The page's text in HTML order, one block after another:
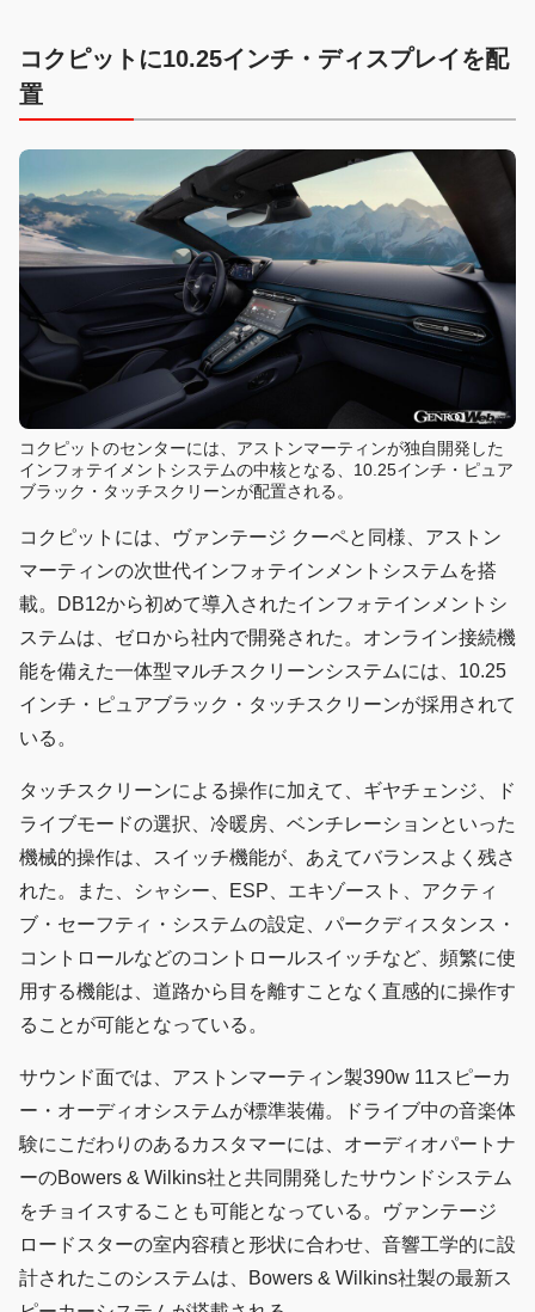
コクピットに10.25インチ・ディスプレイを配
置
コクピットのセンターには、アストンマーティンが独自開発した
インフォテイメントシステムの中核となる、10.25インチ・ピュア
ブラック・タッチスクリーンが配置される。
コクピットには、ヴァンテージ クーペと同様、アストン
マーティンの次世代インフォテインメントシステムを搭
載。DB12から初めて導入されたインフォテインメントシ
ステムは、ゼロから社内で開発された。オンライン接続機
能を備えた一体型マルチスクリーンシステムには、10.25
インチ・ピュアブラック・タッチスクリーンが採用されて
いる。
タッチスクリーンによる操作に加えて、ギヤチェンジ、ド
ライブモードの選択、冷暖房、ベンチレーションといった
機械的操作は、スイッチ機能が、あえてバランスよく残さ
れた。また、シャシー、ESP、エキゾースト、アクティ
ブ・セーフティ・システムの設定、パークディスタンス・
コントロールなどのコントロールスイッチなど、頻繁に使
用する機能は、道路から目を離すことなく直感的に操作す
ることが可能となっている。
サウンド面では、アストンマーティン製390w 11スピーカ
ー・オーディオシステムが標準装備。ドライブ中の音楽体
験にこだわりのあるカスタマーには、オーディオパートナ
ーのBowers & Wilkins社と共同開発したサウンドシステム
をチョイスすることも可能となっている。ヴァンテージ
ロードスターの室内容積と形状に合わせ、音響工学的に設
計されたこのシステムは、Bowers & Wilkins社製の最新ス